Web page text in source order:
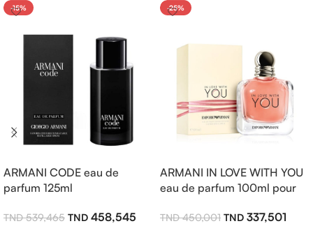
-15%
ARMANI CODE eau de
parfum 125ml
539,465 458,545
-25%
ARMANI IN LOVE WITH YOU
eau de parfum 100ml pour
450,001 337,501